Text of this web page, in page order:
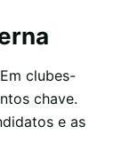
clubes-
chave.
e as